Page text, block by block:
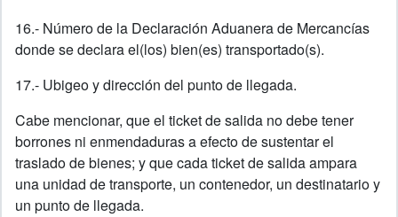
16.- Número de la Declaración Aduanera de Mercancías
donde se declara el(los) bien(es) transportado(s).
17.- Ubigeo y dirección del punto de llegada.
Cabe mencionar, que el ticket de salida no debe tener
borrones ni enmendaduras a efecto de sustentar el
traslado de bienes; y que cada ticket de salida ampara
una unidad de transporte, un contenedor, un destinatario y
un punto de llegada.